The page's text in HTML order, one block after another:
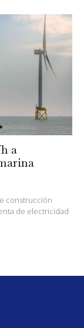
a
construcción
de electricidad